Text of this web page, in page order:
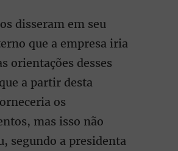
disseram em seu
que a empresa iria
orientações desses
a partir desta
os
mas isso não
segundo a presidenta